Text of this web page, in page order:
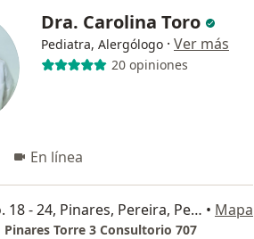
Dra. Carolina Toro
Pediatra, Alergólogo · Ver más
20 opiniones
En línea
Calle 12 No. 18 - 24, Pinares, Pereira, Pereira • Mapa
Torre 3 Consultorio 707